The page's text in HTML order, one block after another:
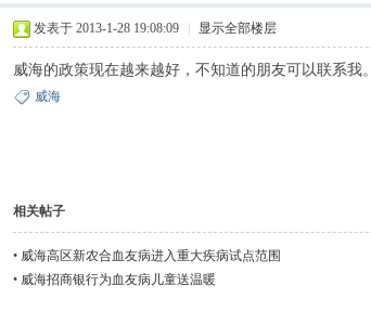
发表于 2013-1-28 19:08:09 显示全部楼层
威海的政策现在越来越好，不知道的朋友可以联系我。
威海
相关帖子
• 威海高区新农合血友病进入重大疾病试点范围
• 威海招商银行为血友病儿童送温暖